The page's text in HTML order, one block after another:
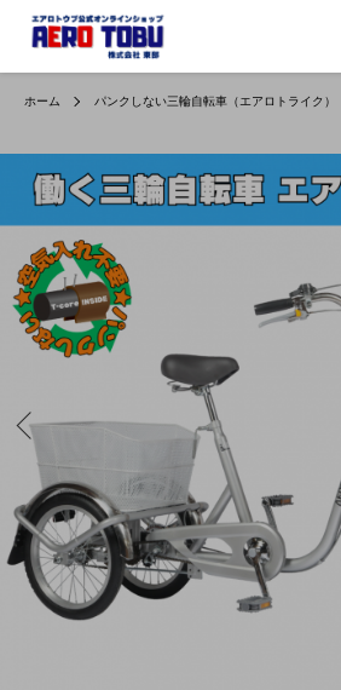
ホーム パンクしない三輪自転車（エアロトライク）